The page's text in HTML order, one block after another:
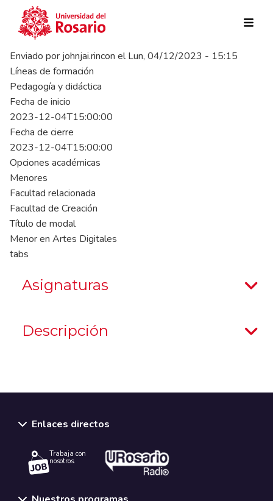
Pasar al contenido principal
Enviado por johnjai.rincon elLun, 04/12/2023 - 15:15
Líneas de formación
Pedagogía y didáctica
Fecha de inicio
2023-12-04T15:00:00
Fecha de cierre
2023-12-04T15:00:00
Opciones académicas
Menores
Facultad relacionada
Facultad de Creación
Título de modal
Menor en Artes Digitales
tabs
Asignaturas
Descripción
Enlaces directos
Trabaja con
nosotros.